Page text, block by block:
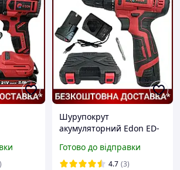
1 рік)
Шурупокрут
акумуляторний Edon ЕD-
12V-2.0AH, Гарантія 1 рік)
Готово до відправки
4.7 (3)